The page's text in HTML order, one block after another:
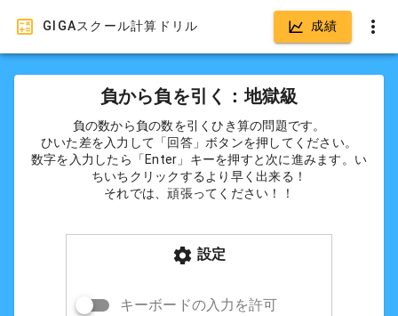
GIGAスクール計算ドリル 成績
負から負を引く：地獄級
負の数から負の数を引くひき算の問題です。
ひいた差を入力して「回答」ボタンを押してください。
数字を入力したら「Enter」キーを押すと次に進みます。い
ちいちクリックするより早く出来る！
それでは、頑張ってください！！
設定
キーボードの入力を許可